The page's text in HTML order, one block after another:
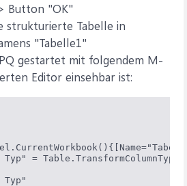
Button "OK"
strukturierte Tabelle in
"Tabelle1"
gestartet mit folgendem M-
Editor einsehbar ist:
Typ" =